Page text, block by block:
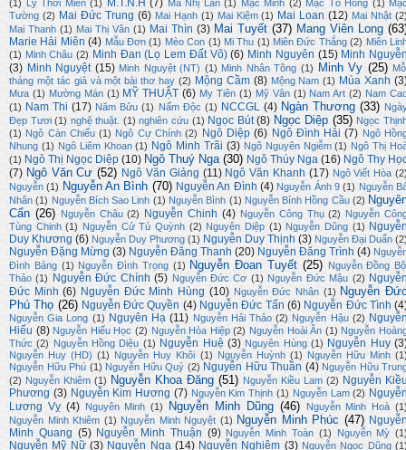
(1)
Lý Thời Miễn (1) M.T.N.H (7) Mã Nhị Lan (1) Mạc Minh (2) Mạc Tố Hồng (1)
Tường (2) Mai Đức Trung (6) Mai Hạnh (1) Mai Kiệm (1) Mai Loan (12) Mai Nhật
Mai Thanh (1) Mai Thị Vân (1) Mai Thìn (3) Mai Tuyết (37) Mang Viên Long
Marie Hải Miên (4) Mẫu Đơn (1) Mèo Con (1) Mi Thu (1) Miên Đức Thắng (2) Miên
(1) Minh Châu (2) Minh Đan (Lọ Lem Đất Võ) (6) Minh Nguyên (15) Minh
(3) Minh Nguyệt (15) Minh Nguyệt (NT) (1) Minh Nhân Tông (1) Minh Vy (25)
tháng một tác giả và một bài thơ hay (2) Mộng Cầm (8) Mộng Nam (1) Mùa Xanh
Mưa (1) Mường Mán (1) MỸ THUẬT (6) My Tiên (1) Mỹ Vân (1) Nam Art (2) Nam
(1) Nam Thi (17) Năm Bửu (1) Nấm Độc (1) NCCGL (4) Ngàn Thương (33)
Đẹp Tươi (1) nghệ thuật. (1) nghiên cứu (1) Ngọc Bút (8) Ngọc Diệp (35) Ngọc
(1) Ngô Càn Chiểu (1) Ngô Cự Chính (2) Ngô Diệp (6) Ngô Đình Hải (7) Ngô
Nhung (1) Ngô Liêm Khoan (1) Ngô Minh Trãi (3) Ngô Nguyên Ngiễm (1) Ngô Thị
(1) Ngô Thị Ngọc Diệp (10) Ngô Thuý Nga (30) Ngô Thúy Nga (16) Ngô Thy
(7) Ngô Văn Cư (52) Ngô Văn Giảng (11) Ngô Văn Khanh (17) Ngô Viết Hòa
Nguyễn (1) Nguyễn An Bình (70) Nguyễn An Đình (4) Nguyễn Ánh 9 (1) Nguyễn
Nhân (1) Nguyễn Bích Sao Linh (1) Nguyễn Bình (1) Nguyễn Bính Hồng Cầu (2)
Cẩn (26) Nguyễn Châu (2) Nguyễn Chinh (4) Nguyễn Công Thụ (2) Nguyễn
Tùng Chinh (1) Nguyễn Cử Tú Quỳnh (2) Nguyên Diệp (1) Nguyễn Dũng (1)
Duy Khương (6) Nguyễn Duy Phương (1) Nguyễn Duy Thịnh (3) Nguyễn Đại Duẩn
Nguyễn Đặng Mừng (3) Nguyễn Đăng Thanh (20) Nguyễn Đăng Trình (4)
Đình Bảng (1) Nguyễn Đình Trọng (1) Nguyễn Đoan Tuyết (25)
Nguyễn Đồng
Thảo (1) Nguyễn Đức Chính (5) Nguyễn Đức Cơ (1) Nguyễn Đức Mậu (2)
Đức Minh (6) Nguyễn Đức Minh Hùng (10) Nguyễn Đức Nhân (1) Nguyễn
Phú Thọ (26) Nguyễn Đức Quyền (4) Nguyễn Đức Tấn (6) Nguyễn Đức Tình
Nguyễn Gia Long (1) Nguyên Hạ (11) Nguyễn Hải Thảo (2) Nguyễn Hậu (2)
Hiếu (8) Nguyễn Hiếu Học (2) Nguyễn Hòa Hiệp (2) Nguyễn Hoài Ân (1) Nguyễn
Thức (2) Nguyễn Hồng Diệu (1) Nguyễn Huệ (3) Nguyên Hùng (1) Nguyễn Huy
Nguyễn Huy (HD) (1) Nguyễn Huy Khôi (1) Nguyễn Huỳnh (1) Nguyễn Hữu Minh
Nguyễn Hữu Phú (1) Nguyễn Hữu Quý (2) Nguyễn Hữu Thuần (4) Nguyễn Hữu
(2) Nguyễn Khiêm (1) Nguyễn Khoa Đăng (51) Nguyễn Kiều Lam (2) Nguyễn
Phương (3) Nguyễn Kim Hương (7) Nguyễn Kim Thịnh (1) Nguyễn Lam (2)
Lương Vỵ (4) Nguyên Minh (1) Nguyễn Minh Dũng (46) Nguyễn Minh Hoà
Nguyễn Minh Khiêm (1) Nguyễn Minh Nguyệt (1) Nguyễn Minh Phúc (47)
Minh Quang (5) Nguyễn Minh Thuận (9) Nguyễn Minh Toàn (1) Nguyễn Mỳ
Nguyễn Mỹ Nữ (3) Nguyễn Nga (14) Nguyễn Nghiêm (3) Nguyễn Ngọc Dũng